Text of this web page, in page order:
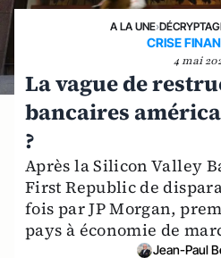
A LA UNE›
CRISE
4 mai
La vague de
bancaires
?
Après la Silicon Valley
First Republic de
fois par JP Morgan,
pays à économie de
Jean-Paul